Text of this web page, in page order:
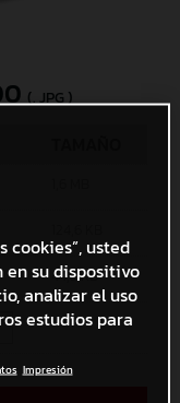
(. JPG )
44,5 KB
cookies”, usted
en su dispositivo
analizar el uso
estudios para
Impresión